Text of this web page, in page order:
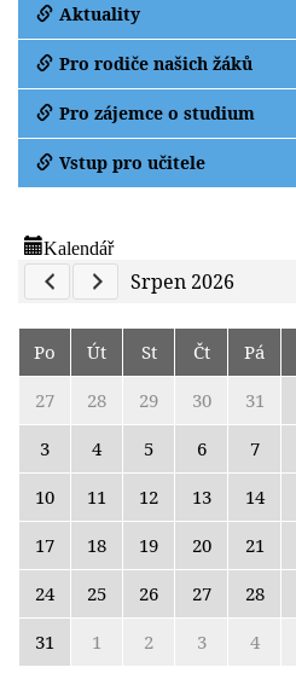
Aktuality
Pro rodiče našich žáků
Pro zájemce o studium
Vstup pro učitele
Kalendář
Previous Calendar
Next Calendar
Srpen 2026
Po Út St Čt Pá
27
28 29 30 31
3
4 5 6 7
10
11 12 13 14
17
18 19 20 21
24
25 26 27 28
31
1 2 3 4